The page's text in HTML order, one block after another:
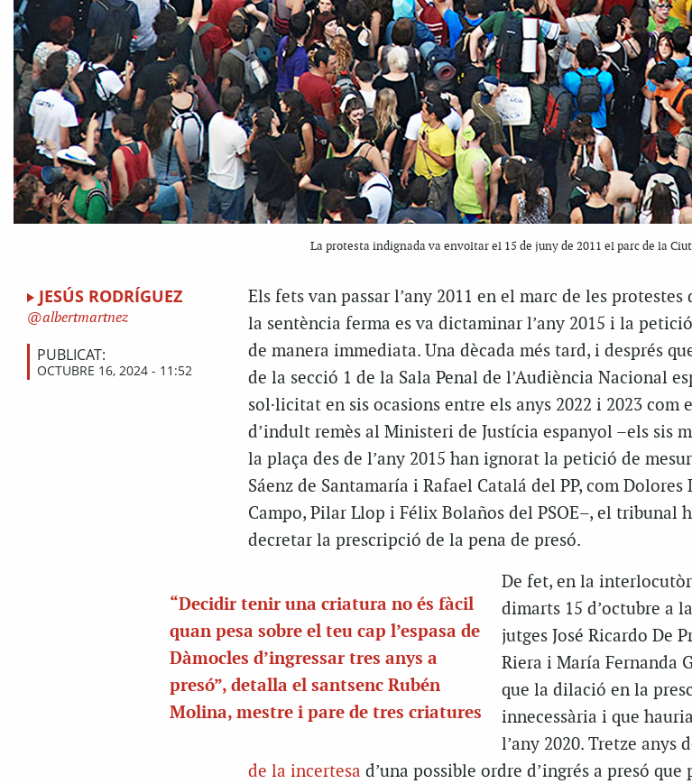
La protesta indignada va envoltar el 15 de juny de 2011 el parc de la
JESÚS RODRÍGUEZ
albertmartnez
PUBLICAT:
OCTUBRE 16, 2024 - 11:52
Els fets van passar l’any 2011 en el marc de les
la sentència ferma es va dictaminar l’any 2015 i la
de manera immediata. Una dècada més tard, i després
de la secció 1 de la Sala Penal de l’Audiència Nacional
sol·licitat en sis ocasions entre els anys 2022 i 2023 com
d’indult remès al Ministeri de Justícia espanyol –els sis
la plaça des de l’any 2015 han ignorat la petició de
Sáenz de Santamaría i Rafael Catalá del PP, com Dolores
Campo, Pilar Llop i Félix Bolaños del PSOE–, el
decretar la prescripció de la pena de presó.
“Decidir tenir una criatura no és fàcil
quan pesa sobre el teu cap l’espasa de
Dàmocles d’ingressar tres anys a
presó”, detalla el santsenc Rubén
Molina, mestre i pare de tres criatures
De fet, en la
dimarts 15 d’octubre a
jutges José Ricardo De
Riera i María Fernanda
que la dilació en la
innecessària i que
l’any 2020. Tretze anys
de la incertesa d’una possible ordre d’ingrés a presó que